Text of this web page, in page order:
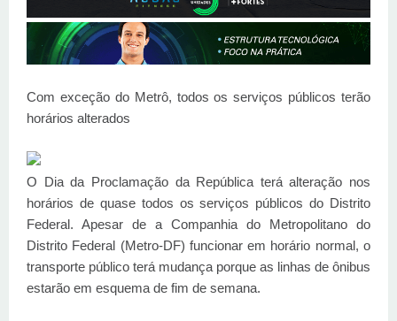
Com exceção do Metrô, todos os serviços públicos terão
horários alterados
O Dia da Proclamação da República terá alteração nos
horários de quase todos os serviços públicos do Distrito
Federal. Apesar de a Companhia do Metropolitano do
Distrito Federal (Metro-DF) funcionar em horário normal, o
transporte público terá mudança porque as linhas de ônibus
estarão em esquema de fim de semana.